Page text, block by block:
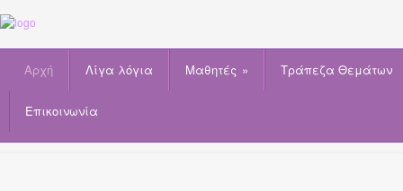
Αρχή Λίγα λόγια Μαθητές » Τράπεζα Θεμάτων
Επικοινωνία